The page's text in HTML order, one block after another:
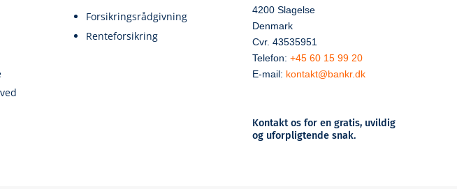
Forsikringsrådgivning
Renteforsikring
4200 Slagelse
Denmark
Cvr. 43535951
Telefon: +45 60 15 99 20
E-mail: kontakt@bankr.dk
Kontakt os for en gratis, uvildig
og uforpligtende snak.